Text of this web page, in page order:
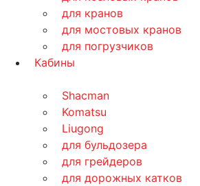
для кранов
для мостовых кранов
для погрузчиков
Кабины
Shacman
Komatsu
Liugong
для бульдозера
для грейдеров
для дорожных катков